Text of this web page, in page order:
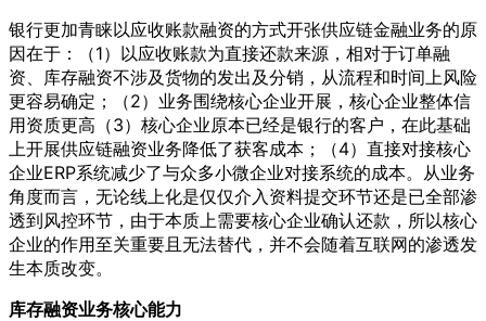
银行更加青睐以应收账款融资的方式开张供应链金融业务的原
因在于：（1）以应收账款为直接还款来源，相对于订单融
资、库存融资不涉及货物的发出及分销，从流程和时间上风险
更容易确定；（2）业务围绕核心企业开展，核心企业整体信
用资质更高（3）核心企业原本已经是银行的客户，在此基础
上开展供应链融资业务降低了获客成本；（4）直接对接核心
企业ERP系统减少了与众多小微企业对接系统的成本。从业务
角度而言，无论线上化是仅仅介入资料提交环节还是已全部渗
透到风控环节，由于本质上需要核心企业确认还款，所以核心
企业的作用至关重要且无法替代，并不会随着互联网的渗透发
生本质改变。
库存融资业务核心能力